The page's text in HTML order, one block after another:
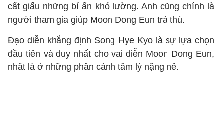
cất giấu những bí ẩn khó lường. Anh cũng chính là
người tham gia giúp Moon Dong Eun trả thù.
Đạo diễn khẳng định Song Hye Kyo là sự lựa chọn
đầu tiên và duy nhất cho vai diễn Moon Dong Eun,
nhất là ở những phân cảnh tâm lý nặng nề.